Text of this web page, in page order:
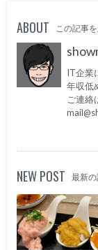
ABOUT この記事
IT企業
年収低
ご連絡
NEW POST 最新